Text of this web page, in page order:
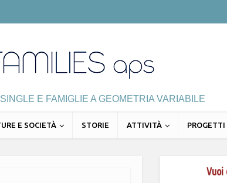
E FAMIGLIE A GEOMETRIA VARIABILE
E SOCIETÀ STORIE ATTIVITÀ PROGETTI
Vuoi